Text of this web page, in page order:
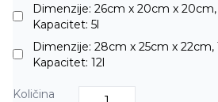
Dimenzije: 26cm x 20cm x 20cm,
Kapacitet: 5l
Dimenzije: 28cm x 25cm x 22cm,
Kapacitet: 12l
Količina